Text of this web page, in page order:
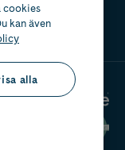
cookies
kan även
alla